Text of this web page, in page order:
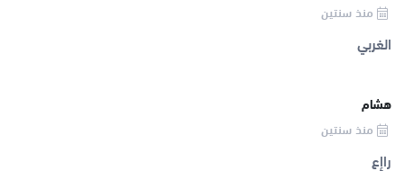
منذ سنتين
الغربي
هشام
منذ سنتين
راإع